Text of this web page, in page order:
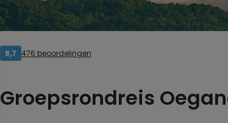
8,7 476 beoordelingen
Groepsrondreis